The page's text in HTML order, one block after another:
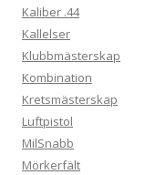
Kaliber .44
Kallelser
Klubbmästerskap
Kombination
Kretsmästerskap
Luftpistol
MilSnabb
Mörkerfält